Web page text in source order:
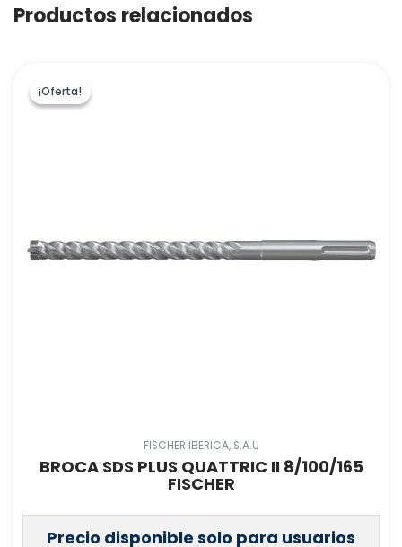
Productos relacionados
¡Oferta!
¡Oferta!
FISCHER IBERICA, S.A.U
BROCA SDS PLUS QUATTRIC II 8/100/165
FISCHER
Precio disponible solo para usuarios